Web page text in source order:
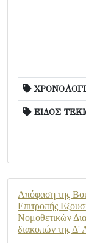
ΕΙΔΟΣ
Απόφαση της
Επιτροπής
Νομοθετικών
διακοπών της Δ'